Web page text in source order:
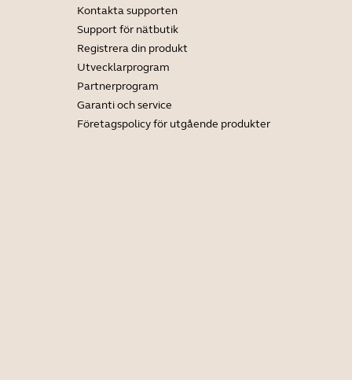
Kontakta supporten
Support för nätbutik
Registrera din produkt
Utvecklarprogram
Partnerprogram
Garanti och service
Företagspolicy för utgående produkter